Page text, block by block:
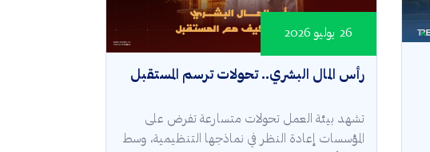
رأس المال البشري.. تحولات ترسم المستقبل
26 يوليو 2026
تشهد بيئة العمل تحولات متسارعة تفرض على
المؤسسات إعادة النظر في نماذجها التنظيمية، وسط